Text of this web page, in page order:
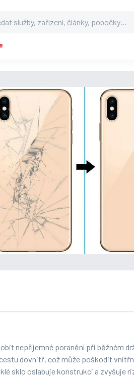
nepříjemné poranění při běžném
dovnitř, což může poškodit
sklo oslabuje konstrukci a zvyšuje